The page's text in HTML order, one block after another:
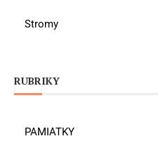
Stromy
RUBRIKY
PAMIATKY